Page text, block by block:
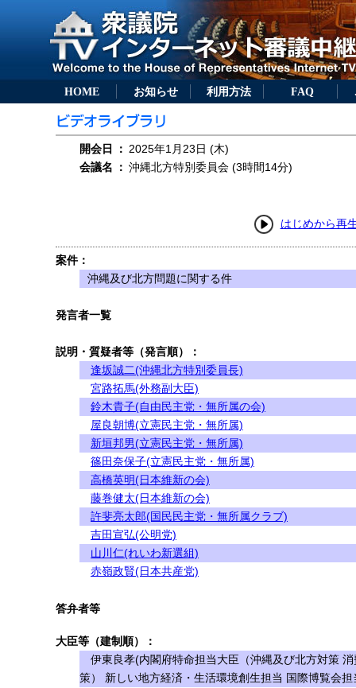
HOME お知らせ 利用方法 FAQ
開会日 ： 2025年1月23日 (木)
会議名
： 沖縄北方特別委員会 (3時間14分)
はじめから再
案件：
沖縄及び北方問題に関する件
発言者一覧
説明・質疑者等（発言順）：
逢坂誠二(沖縄北方特別委員長)
宮路拓馬(外務副大臣)
鈴木貴子(自由民主党・無所属の会)
屋良朝博(立憲民主党・無所属)
新垣邦男(立憲民主党・無所属)
篠田奈保子(立憲民主党・無所属)
高橋英明(日本維新の会)
藤巻健太(日本維新の会)
許斐亮太郎(国民民主党・無所属クラブ)
吉田宣弘(公明党)
山川仁(れいわ新選組)
赤嶺政賢(日本共産党)
答弁者等
大臣等（建制順）：
伊東良孝(内閣府特命担当大臣（沖縄及び北方対策
策） 新しい地方経済・生活環境創生担当 国際博覧会担